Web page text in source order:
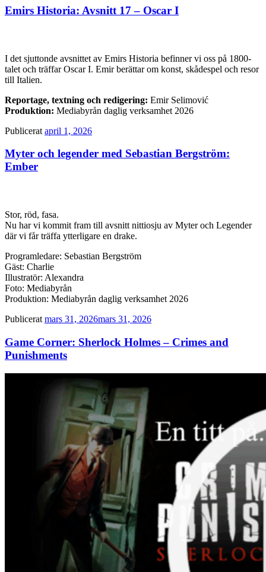
Emirs Historia: Avsnitt 17 – Oscar I
I det sjuttonde avsnittet av Emirs Historia befinner vi oss på 1800-
talet och träffar Oscar I. Emir berättar om konst, skådespel och resor
till Italien.
Reportage, textning och redigering: Emir Selimović
Produktion: Mediabyrån daglig verksamhet 2026
Publicerat april 1, 2026
Myter och legender med Sebastian Bergström:
Ember
Stor, röd, fasa.
Nu har vi kommit fram till avsnitt nittiosju av Myter och Legender
där vi får träffa ytterligare en drake.
Programledare: Sebastian Bergström
Gäst: Charlie
Illustratör: Alexandra
Foto: Mediabyrån
Produktion: Mediabyrån daglig verksamhet 2026
Publicerat mars 31, 2026mars 31, 2026
Game Corner: Sherlock Holmes – Crimes and
Punishments